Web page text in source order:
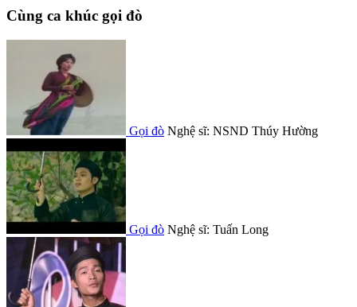
Cùng ca khúc gọi đò
Gọi đò Nghệ sĩ: NSND Thúy Hường
Gọi đò Nghệ sĩ: Tuấn Long